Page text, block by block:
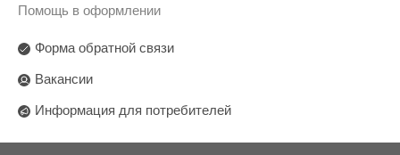
Помощь в оформлении
Форма обратной связи
Вакансии
Информация для потребителей